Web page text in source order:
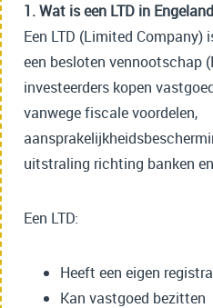
1. Wat is een LTD in
Een LTD (Limited Company)
een besloten vennootschap
investeerders kopen
vanwege fiscale voordelen,
uitstraling richting banken
Een LTD:
Heeft een eigen
Kan vastgoed bezitten